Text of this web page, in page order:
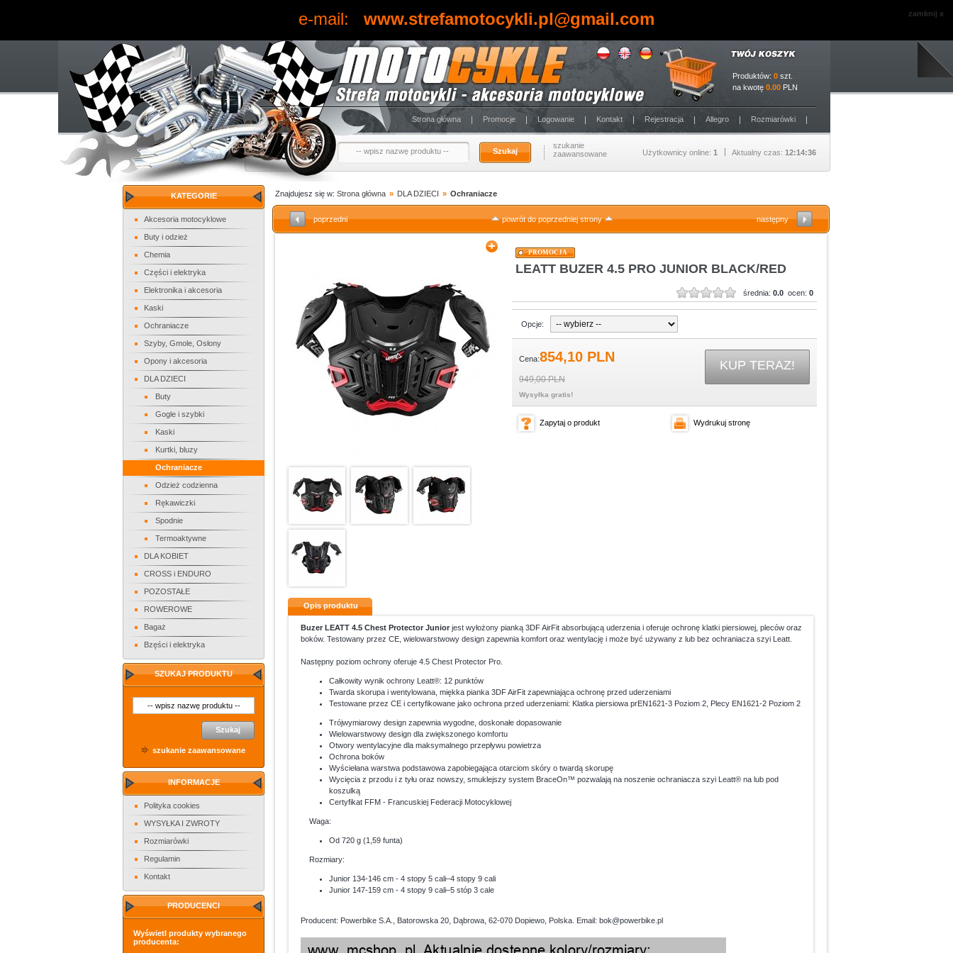
e-mail: www.strefamotocykli.pl@gmail.com zamknij x
Produktów: 0 szt.
na kwotę 0.00 PLN
Strona główna Promocje Logowanie Kontakt Rejestracja Allegro Rozmiarówki
Użytkownicy online: 1 Aktualny czas: 12:14:36
Szukaj
szukanie
zaawansowane
KATEGORIE
Akcesoria motocyklowe
Buty i odzież
Chemia
Części i elektryka
Elektronika i akcesoria
Kaski
Ochraniacze
Szyby, Gmole, Osłony
Opony i akcesoria
DLA DZIECI
Buty
Gogle i szybki
Kaski
Kurtki, bluzy
Ochraniacze
Odzież codzienna
Rękawiczki
Spodnie
Termoaktywne
DLA KOBIET
CROSS i ENDURO
POZOSTAŁE
ROWEROWE
Bagaż
Bzęści i elektryka
SZUKAJ PRODUKTU
Szukaj
szukanie zaawansowane
INFORMACJE
Polityka cookies
WYSYŁKA I ZWROTY
Rozmiarówki
Regulamin
Kontakt
PRODUCENCI
Wyświetl produkty wybranego
producenta:
Znajdujesz się w: Strona główna » DLA DZIECI » Ochraniacze
poprzedni powrót do poprzedniej strony następny
PROMOCJA
LEATT BUZER 4.5 PRO JUNIOR BLACK/RED
średnia: 0.0 ocen: 0
Opcje:
KUP TERAZ!
Cena:854,10 PLN
949,00 PLN
Wysyłka gratis!
Zapytaj o produkt Wydrukuj stronę
Opis produktu
Buzer LEATT 4.5 Chest Protector Junior jest wyłożony pianką 3DF AirFit absorbującą uderzenia i oferuje ochronę klatki piersiowej, pleców oraz
boków. Testowany przez CE, wielowarstwowy design zapewnia komfort oraz wentylację i może być używany z lub bez ochraniacza szyi Leatt.
Następny poziom ochrony oferuje 4.5 Chest Protector Pro.
Całkowity wynik ochrony Leatt®: 12 punktów
Twarda skorupa i wentylowana, miękka pianka 3DF AirFit zapewniająca ochronę przed uderzeniami
Testowane przez CE i certyfikowane jako ochrona przed uderzeniami: Klatka piersiowa prEN1621-3 Poziom 2, Plecy EN1621-2 Poziom 2
Trójwymiarowy design zapewnia wygodne, doskonałe dopasowanie
Wielowarstwowy design dla zwiększonego komfortu
Otwory wentylacyjne dla maksymalnego przepływu powietrza
Ochrona boków
Wyściełana warstwa podstawowa zapobiegająca otarciom skóry o twardą skorupę
Wycięcia z przodu i z tyłu oraz nowszy, smuklejszy system BraceOn™ pozwalają na noszenie ochraniacza szyi Leatt® na lub pod
koszulką
Certyfikat FFM - Francuskiej Federacji Motocyklowej
Waga:
Od 720 g (1,59 funta)
Rozmiary:
Junior 134-146 cm - 4 stopy 5 cali–4 stopy 9 cali
Junior 147-159 cm - 4 stopy 9 cali–5 stóp 3 cale
Producent: Powerbike S.A., Batorowska 20, Dąbrowa, 62-070 Dopiewo, Polska. Email: bok@powerbike.pl